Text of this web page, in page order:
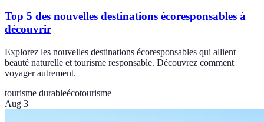
Top 5 des nouvelles destinations écoresponsables à
découvrir
Explorez les nouvelles destinations écoresponsables qui allient
beauté naturelle et tourisme responsable. Découvrez comment
voyager autrement.
tourisme durableécotourisme
Aug 3